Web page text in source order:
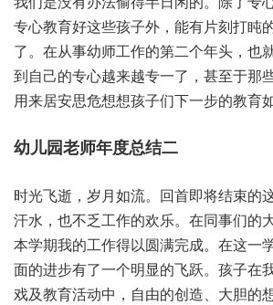
专心教育好这些孩子外，能有片刻打盹
了。在从事幼师工作的第二个年头，也
到自己的专心越来越专一了，甚至于那
用来居安思危想想孩子们下一步的教育如
幼儿园老师年度总结二
时光飞逝，岁月如流。回首即将结束的
汗水，也不乏工作的欢乐。在同事们的
本学期我的工作得以圆满完成。在这一
面的进步有了一个明显的飞跃。孩子在
戏及教育活动中，自由的创造、大胆的